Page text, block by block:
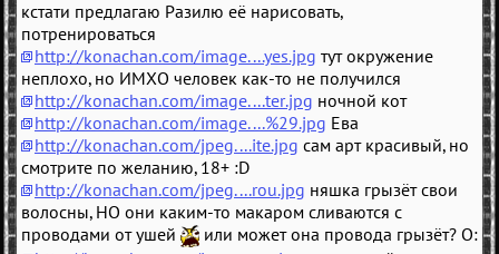
кстати предлагаю Разилю её нарисовать,
потренироваться
http://konachan.com/image....yes.jpg тут окружение
неплохо, но ИМХО человек как-то не получился
http://konachan.com/image....ter.jpg ночной кот
http://konachan.com/image....%29.jpg Ева
http://konachan.com/jpeg....ite.jpg сам арт красивый, но
смотрите по желанию, 18+ :D
http://konachan.com/jpeg....rou.jpg няшка грызёт свои
волосны, НО они каким-то макаром сливаются с
проводами от ушей
или может она провода грызёт? O: